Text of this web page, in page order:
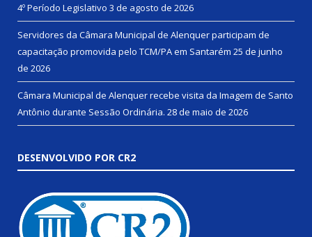
4º Período Legislativo 3 de agosto de 2026
Servidores da Câmara Municipal de Alenquer participam de
capacitação promovida pelo TCM/PA em Santarém 25 de junho
de 2026
Câmara Municipal de Alenquer recebe visita da Imagem de Santo
Antônio durante Sessão Ordinária. 28 de maio de 2026
DESENVOLVIDO POR CR2